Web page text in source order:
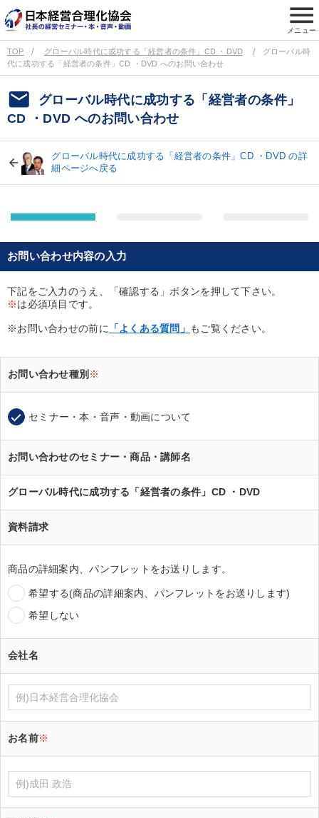
menu
メニュー
TOP グローバル時代に成功する「経営者の条件」CD ・DVD
グローバル時
代に成功する「経営者の条件」CD ・DVD へのお問い合わせ
email
グローバル時代に成功する「経営者の条件」
CD ・DVD へのお問い合わせ
グローバル時代に成功する「経営者の条件」CD ・DVD の詳
細ページへ戻る
お問い合わせ内容の入力
下記をご入力のうえ、「確認する」ボタンを押して下さい。
※は必須項目です。
※お問い合わせの前に 「よくある質問」 もご覧ください。
お問い合わせ種別 ※
セミナー・本・音声・動画について
お問い合わせのセミナー・商品・講師名
グローバル時代に成功する「経営者の条件」CD ・DVD
資料請求
商品の詳細案内、パンフレットをお送りします。
希望する(商品の詳細案内、パンフレットをお送りします)
希望しない
会社名
お名前※